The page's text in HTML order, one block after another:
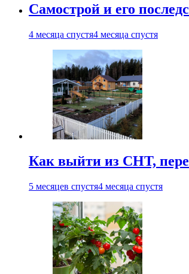
Самострой и его
4 месяца спустя4 месяца спустя
Как выйти из СНТ,
5 месяцев спустя4 месяца спустя